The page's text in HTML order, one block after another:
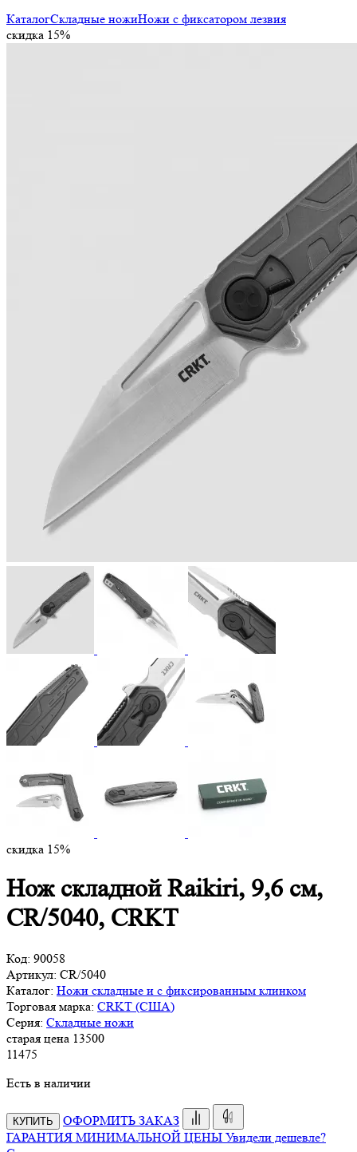
КаталогСкладные ножиНожи с фиксатором лезвия
скидка 15%
скидка 15%
Нож складной Raikiri, 9,6 см,
CR/5040, CRKT
Код: 90058
Артикул: CR/5040
Каталог: Ножи складные и с фиксированным клинком
Торговая марка: CRKT (США)
Серия: Складные ножи
старая цена 13500
11475
Есть в наличии
КУПИТЬ
ОФОРМИТЬ ЗАКАЗ
ГАРАНТИЯ МИНИМАЛЬНОЙ ЦЕНЫ Увидели дешевле?